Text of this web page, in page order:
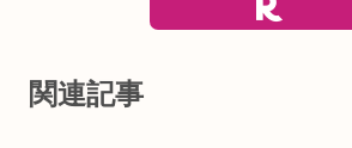
関連記事